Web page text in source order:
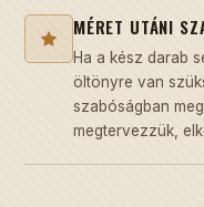
MÉRET UTÁNI
Ha a kész darab
öltönyre van
szabóságban
megtervezzük,